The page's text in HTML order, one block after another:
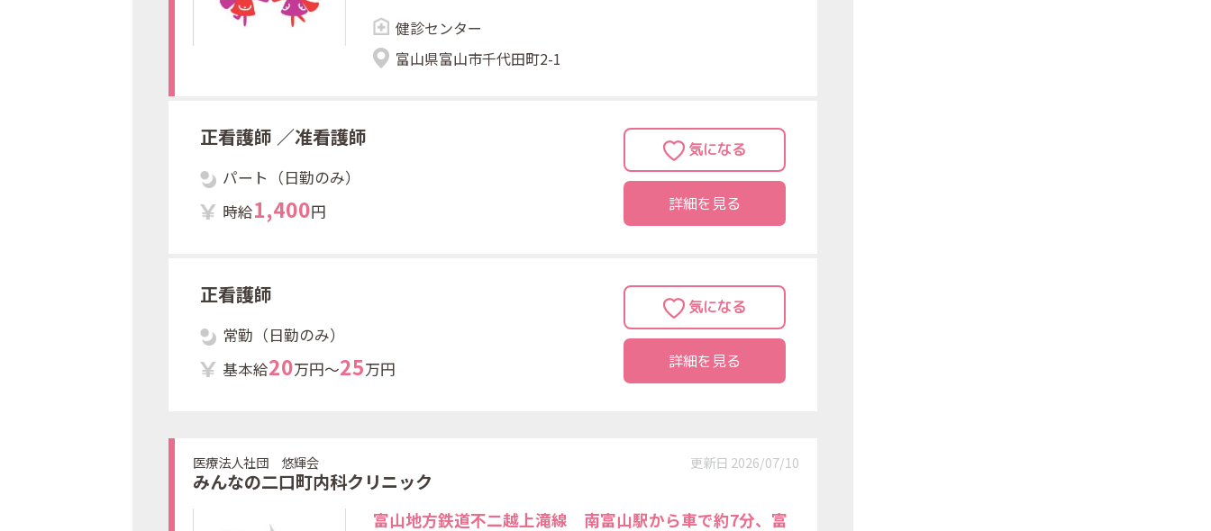
健診、住民検診を行っておられます。
健診センター
富山県富山市千代田町2-1
正看護師 ／准看護師
パート（日勤のみ）
時給1,400円 詳細を見る
正看護師
常勤（日勤のみ）
基本給20万円～25万円 詳細を見る
医療法人社団 悠輝会
みんなの二口町内科クリニック
富山地方鉄道不二越上滝線 南富山駅から車で約7分、富
更新日 2026/07/10